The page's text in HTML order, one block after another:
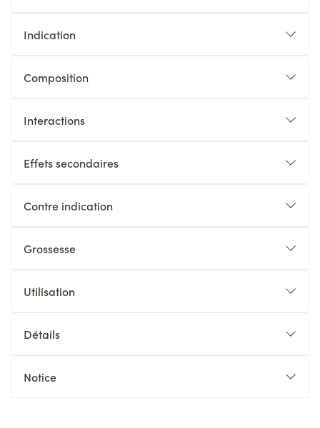
Indication
Composition
Interactions
Effets secondaires
Contre indication
Grossesse
Utilisation
Détails
Notice